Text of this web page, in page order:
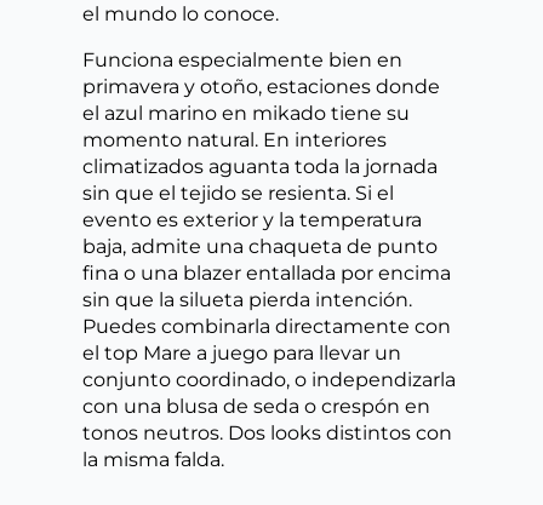
el mundo lo conoce.
Funciona especialmente bien en
primavera y otoño, estaciones donde
el azul marino en mikado tiene su
momento natural. En interiores
climatizados aguanta toda la jornada
sin que el tejido se resienta. Si el
evento es exterior y la temperatura
baja, admite una chaqueta de punto
fina o una blazer entallada por encima
sin que la silueta pierda intención.
Puedes combinarla directamente con
el top Mare a juego para llevar un
conjunto coordinado, o independizarla
con una blusa de seda o crespón en
tonos neutros. Dos looks distintos con
la misma falda.